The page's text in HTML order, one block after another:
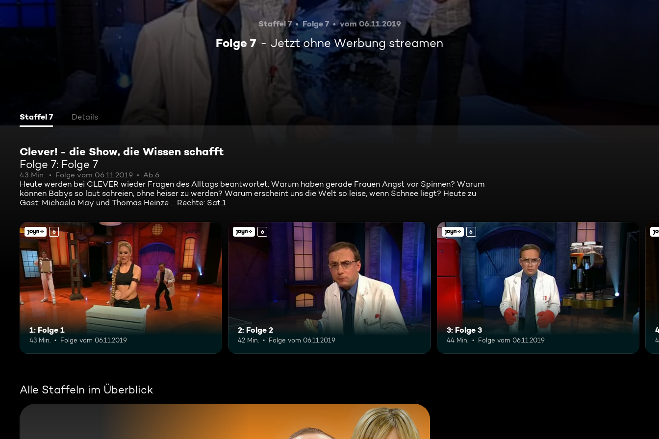
Staffel 7 Folge 7 vom 06.11.2019
Folge 7 Jetzt ohne Werbung streamen
Staffel 7 Details
Clever! - die Show, die Wissen schafft
Folge 7: Folge 7
43 Min. Folge vom 06.11.2019 Ab 6
Heute werden bei CLEVER wieder Fragen des Alltags beantwortet: Warum haben gerade Frauen Angst vor Spinnen? Warum
können Babys so laut schreien, ohne heiser zu werden? Warum erscheint uns die Welt so leise, wenn Schnee liegt? Heute zu
Gast: Michaela May und Thomas Heinze ... Rechte: Sat.1
6
1: Folge 1
43 Min. Folge vom 06.11.2019
6
2: Folge 2
42 Min. Folge vom 06.11.2019
6
3: Folge 3
44 Min. Folge vom 06.11.2019
Alle Staffeln im Überblick